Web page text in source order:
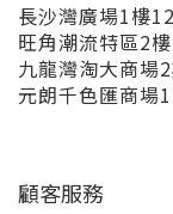
長沙灣廣場1樓
旺角潮流特區2
九龍灣淘大商
元朗千色匯商場
顧客服務